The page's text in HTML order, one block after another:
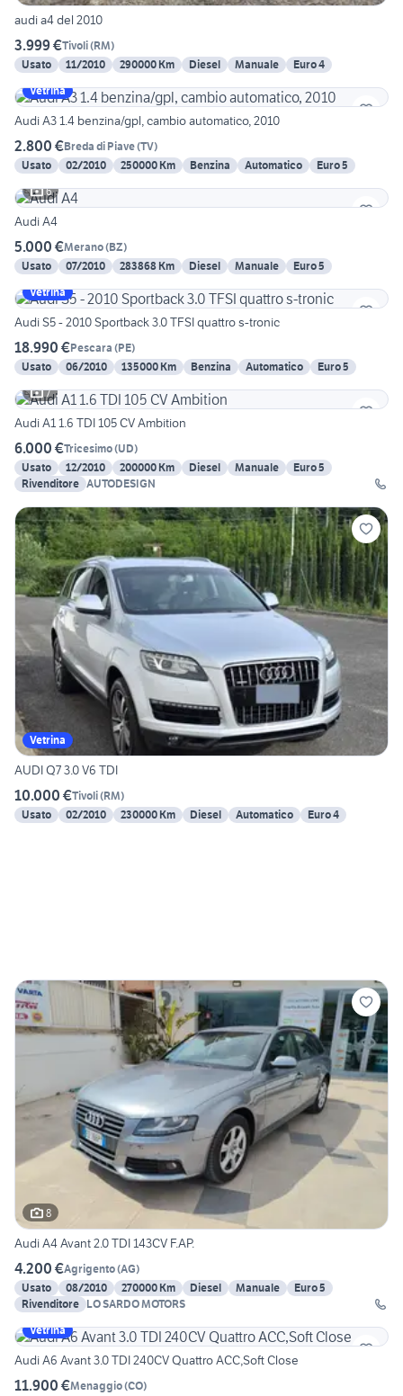
audi a4 del 2010
3.999 €Tivoli(RM)
Usato
11/2010 290000 Km Diesel Manuale
Euro 4
Vetrina
Audi A3 1.4 benzina/gpl, cambio automatico, 2010
2.800 €Breda di Piave(TV)
Usato
02/2010 250000 Km Benzina Automatico
Euro 5
6
Audi A4
5.000 €Merano(BZ)
Usato
07/2010 283868 Km Diesel Manuale
Euro 5
Vetrina
Audi S5 - 2010 Sportback 3.0 TFSI quattro s-tronic
18.990 €Pescara (PE)
Usato
06/2010 135000 Km Benzina Automatico
Euro 5
7
Audi A1 1.6 TDI 105 CV Ambition
6.000 €Tricesimo(UD)
Usato
12/2010 200000 Km Diesel Manuale
Euro 5
Rivenditore AUTODESIGN
Vetrina
AUDI Q7 3.0 V6 TDI
10.000 €Tivoli(RM)
Usato
02/2010 230000 Km Diesel Automatico Euro 4
8
Audi A4 Avant 2.0 TDI 143CV F.AP.
4.200 €Agrigento(AG)
Usato
08/2010 270000 Km Diesel Manuale
Euro 5
Rivenditore LO SARDO MOTORS
Vetrina
Audi A6 Avant 3.0 TDI 240CV Quattro ACC,Soft Close
11.900 €Menaggio(CO)